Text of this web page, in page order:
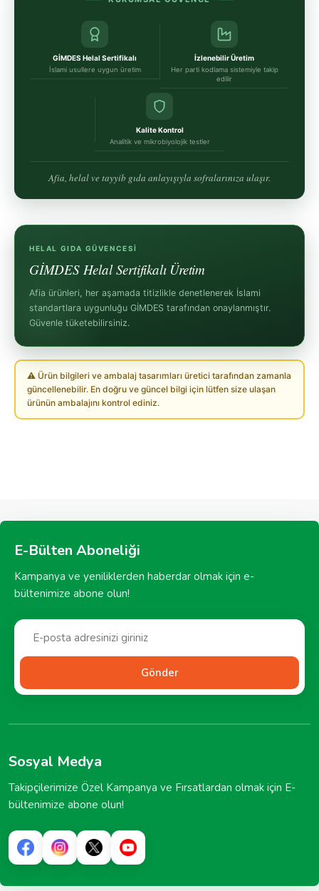
GİMDES Helal Sertifikalı
İslami usullere uygun üretim
İzlenebilir Üretim
Her parti kodlama sistemiyle takip
edilir
Kalite Kontrol
Analitik ve mikrobiyolojik testler
Afia, helal ve tayyib gıda anlayışıyla sofralarınıza ulaşır.
HELAL GIDA GÜVENCESI
GİMDES Helal Sertifikalı Üretim
Afia ürünleri, her aşamada titizlikle denetlenerek İslami
standartlara uygunluğu GİMDES tarafından onaylanmıştır.
Güvenle tüketebilirsiniz.
⚠ Ürün bilgileri ve ambalaj tasarımları üretici tarafından zamanla
güncellenebilir. En doğru ve güncel bilgi için lütfen size ulaşan
ürünün ambalajını kontrol ediniz.
E-Bülten Aboneliği
Kampanya ve yeniliklerden haberdar olmak için e-
bültenimize abone olun!
Gönder
Sosyal Medya
Takipçilerimize Özel Kampanya ve Fırsatlardan olmak için E-
bültenimize abone olun!